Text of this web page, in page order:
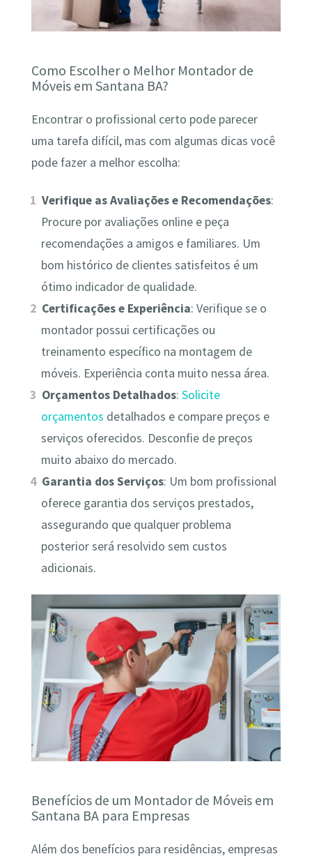
Como Escolher o Melhor Montador de
Móveis em Santana BA?
Encontrar o profissional certo pode parecer
uma tarefa difícil, mas com algumas dicas você
pode fazer a melhor escolha:
Verifique as Avaliações e Recomendações:
Procure por avaliações online e peça
recomendações a amigos e familiares. Um
bom histórico de clientes satisfeitos é um
ótimo indicador de qualidade.
Certificações e Experiência: Verifique se o
montador possui certificações ou
treinamento específico na montagem de
móveis. Experiência conta muito nessa área.
Orçamentos Detalhados:Solicite
orçamentos detalhados e compare preços e
serviços oferecidos. Desconfie de preços
muito abaixo do mercado.
Garantia dos Serviços: Um bom profissional
oferece garantia dos serviços prestados,
assegurando que qualquer problema
posterior será resolvido sem custos
adicionais.
Benefícios de um Montador de Móveis em
Santana BA para Empresas
Além dos benefícios para residências, empresas